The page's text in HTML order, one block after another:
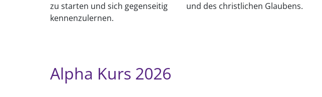
zu starten und sich gegenseitig
kennenzulernen.
und des christlichen Glaubens.
Alpha Kurs 2026